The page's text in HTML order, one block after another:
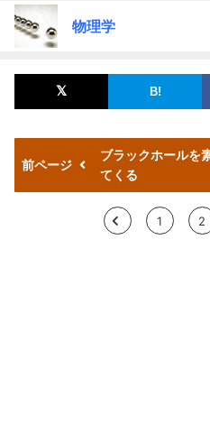
物理学
前ページ
ブラックホールを
てくる
< 1 2